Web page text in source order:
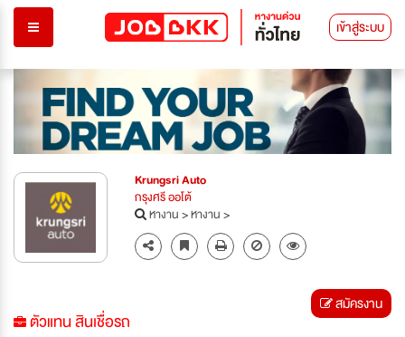
เข้าสู่ระบบ
Krungsri Auto
กรุงศรี ออโต้
หางาน>หางาน>
ตัวแทน สินเชื่อรถ
สมัครงาน